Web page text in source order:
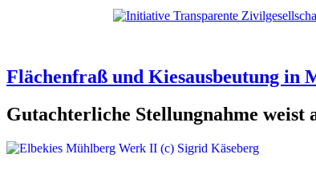
Flächenfraß und Kiesausbeutung in
Gutachterliche Stellungnahme